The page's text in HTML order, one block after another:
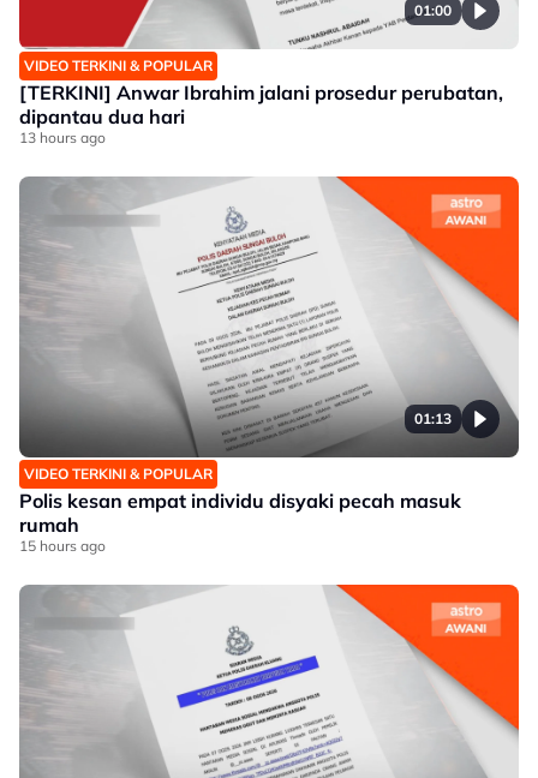
01:00
VIDEO TERKINI & POPULAR
[TERKINI] Anwar Ibrahim jalani prosedur perubatan,
dipantau dua hari
13 hours ago
01:13
VIDEO TERKINI & POPULAR
Polis kesan empat individu disyaki pecah masuk
rumah
15 hours ago